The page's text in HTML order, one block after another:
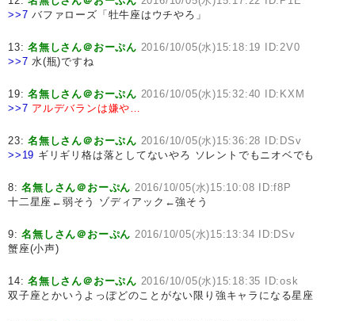
>>7 バファローズ「牡牛座はウチやろ」
13:名無しさん＠おーぷん 2016/10/05(水)15:18:19 ID:2V0
>>7 水(瓶)ですね
19:名無しさん＠おーぷん 2016/10/05(水)15:32:40 ID:KXM
>>7 アルデバランは嫌や…
23:名無しさん＠おーぷん 2016/10/05(水)15:36:28 ID:DSv
>>19 ギリギリ格は落としてないやろ ソレントでもニオベでも
8:名無しさん＠おーぷん 2016/10/05(水)15:10:08 ID:f8P
十二星座←弱そう ゾディアック←強そう
9:名無しさん＠おーぷん 2016/10/05(水)15:13:34 ID:DSv
蟹座(小声)
14:名無しさん＠おーぷん 2016/10/05(水)15:18:35 ID:osk
双子座とかいうよっぽどのことがない限り強キャラになる星座